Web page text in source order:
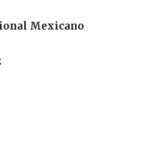
Mexicano